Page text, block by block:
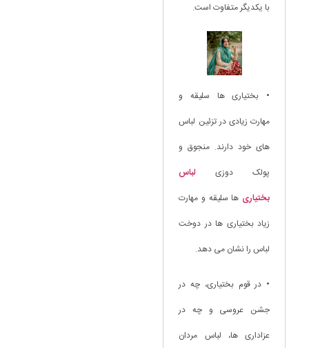
با یکدیگر متفاوت است.
• بختیاری ها سلیقه و
مهارت زیادی در تزئین لباس
های خود دارند. منجوق و
پولک دوزی لباس
بختیاری ها سلیقه و مهارت
زیاد بختیاری ها در دوخت
لباس را نشان می دهد.
• در قوم بختیاری، چه در
جشن عروسی و چه در
عزاداری ها، لباس مردان